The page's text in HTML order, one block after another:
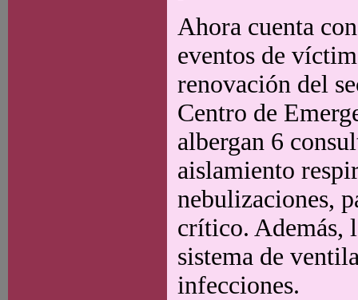
Ahora cuenta
eventos de
renovación del
Centro de
albergan 6
aislamiento
nebulizaciones,
crítico. Además,
sistema de
infecciones.